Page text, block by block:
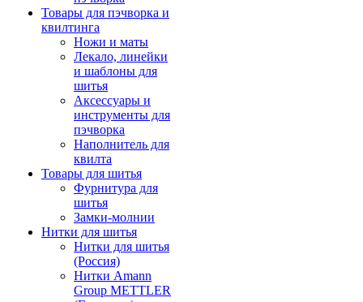
Товары для пэчворка и
квилтинга
Ножи и маты
Лекало, линейки
и шаблоны для
шитья
Аксессуары и
инструменты для
пэчворка
Наполнитель для
квилта
Товары для шитья
Фурнитура для
шитья
Замки-молнии
Нитки для шитья
Нитки для шитья
(Россия)
Нитки Amann
Group METTLER